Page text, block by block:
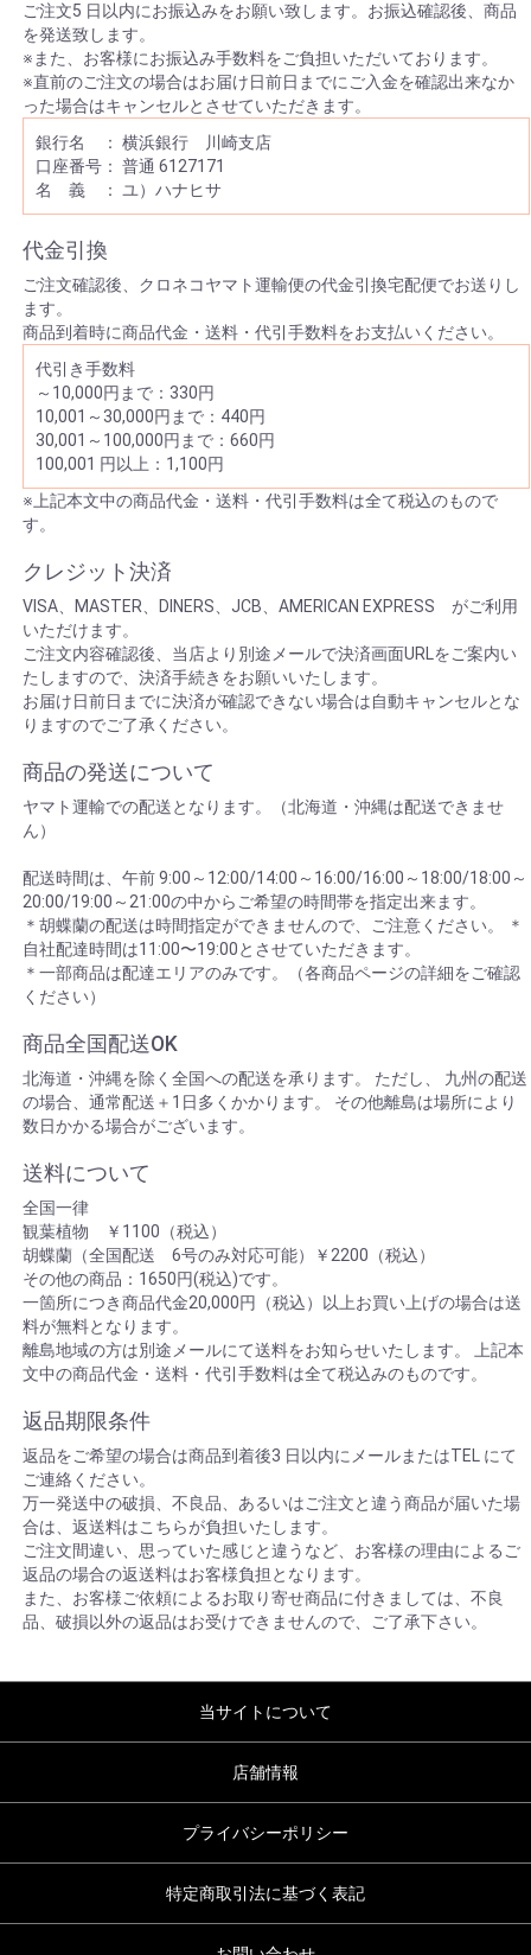
ご注文5 日以内にお振込みをお願い致します。お振込確認後、商品
を発送致します。
※また、お客様にお振込み手数料をご負担いただいております。
※直前のご注文の場合はお届け日前日までにご入金を確認出来なか
った場合はキャンセルとさせていただきます。
銀行名 ： 横浜銀行 川崎支店
口座番号： 普通 6127171
名 義 ： ユ）ハナヒサ
代金引換
ご注文確認後、クロネコヤマト運輸便の代金引換宅配便でお送りし
ます。
商品到着時に商品代金・送料・代引手数料をお支払いください。
代引き手数料
～10,000円まで：330円
10,001～30,000円まで：440円
30,001～100,000円まで：660円
100,001 円以上：1,100円
※上記本文中の商品代金・送料・代引手数料は全て税込のもので
す。
クレジット決済
VISA、MASTER、DINERS、JCB、AMERICAN EXPRESS がご利用
いただけます。
ご注文内容確認後、当店より別途メールで決済画面URLをご案内い
たしますので、決済手続きをお願いいたします。
お届け日前日までに決済が確認できない場合は自動キャンセルとな
りますのでご了承ください。
商品の発送について
ヤマト運輸での配送となります。（北海道・沖縄は配送できませ
ん）
配送時間は、午前 9:00～12:00/14:00～16:00/16:00～18:00/18:00～
20:00/19:00～21:00の中からご希望の時間帯を指定出来ます。
＊胡蝶蘭の配送は時間指定ができませんので、ご注意ください。 ＊
自社配達時間は11:00〜19:00とさせていただきます。
＊一部商品は配達エリアのみです。（各商品ページの詳細をご確認
ください）
商品全国配送OK
北海道・沖縄を除く全国への配送を承ります。 ただし、 九州の配送
の場合、通常配送＋1日多くかかります。 その他離島は場所により
数日かかる場合がございます。
送料について
全国一律
観葉植物 ￥1100（税込）
胡蝶蘭（全国配送 6号のみ対応可能）￥2200（税込）
その他の商品：1650円(税込)です。
一箇所につき商品代金20,000円（税込）以上お買い上げの場合は送
料が無料となります。
離島地域の方は別途メールにて送料をお知らせいたします。 上記本
文中の商品代金・送料・代引手数料は全て税込みのものです。
返品期限条件
返品をご希望の場合は商品到着後3 日以内にメールまたはTEL にて
ご連絡ください。
万一発送中の破損、不良品、あるいはご注文と違う商品が届いた場
合は、返送料はこちらが負担いたします。
ご注文間違い、思っていた感じと違うなど、お客様の理由によるご
返品の場合の返送料はお客様負担となります。
また、お客様ご依頼によるお取り寄せ商品に付きましては、不良
品、破損以外の返品はお受けできませんので、ご了承下さい。
当サイトについて
店舗情報
プライバシーポリシー
特定商取引法に基づく表記